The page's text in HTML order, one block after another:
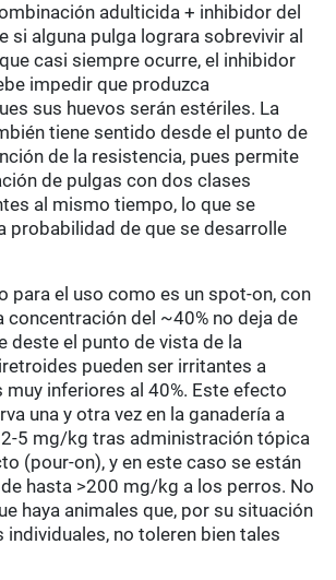
adulticida + inhibidor del
si alguna pulga lograra sobrevivir al
casi siempre ocurre, el inhibidor
impedir que produzca
sus huevos serán estériles. La
tiene sentido desde el punto de
de la resistencia, pues permite
de pulgas con dos clases
al mismo tiempo, lo que se
probabilidad de que se desarrolle
para el uso como es un spot-on, con
concentración del ~40% no deja de
deste el punto de vista de la
pueden ser irritantes a
inferiores al 40%. Este efecto
una y otra vez en la ganadería a
5 mg/kg tras administración tópica
(pour-on), y en este caso se están
hasta >200 mg/kg a los perros. No
haya animales que, por su situación
no toleren bien tales